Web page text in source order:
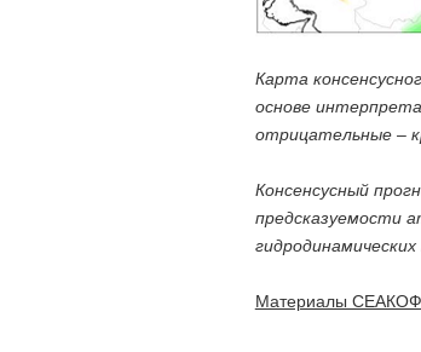
Карта
основе
отрицательные –
Консенсусный
предсказуемости
гидродинамических
Материалы